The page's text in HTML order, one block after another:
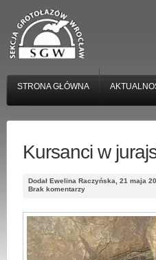
STRONA GŁÓWNA
Kursanci w
Dodał Ewelina Raczyńska, 21 maja
Brak komentarzy